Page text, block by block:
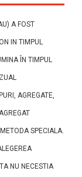
A FOST
IN TIMPUL
ÎN TIMPUL
AGREGATE,
SPECIALA.
NU NECESTIA